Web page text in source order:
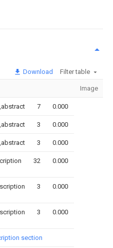
Download Filter table
Image
7 0.000
3 0.000
3 0.000
32 0.000
3 0.000
3 0.000
section